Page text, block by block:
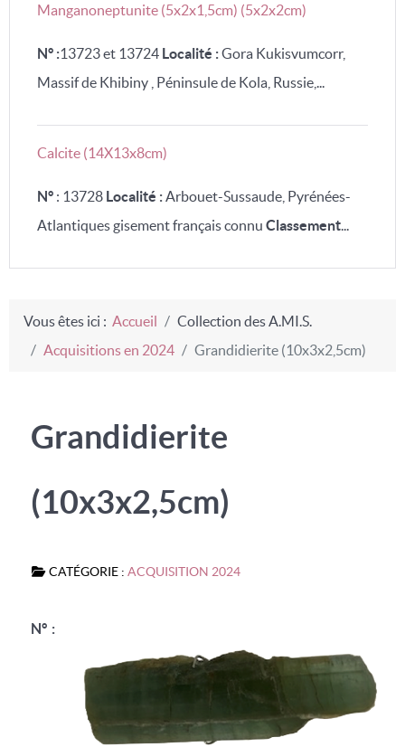
Manganoneptunite (5x2x1,5cm) (5x2x2cm)
N° :13723 et 13724 Localité :Gora Kukisvumcorr,
Massif de Khibiny , Péninsule de Kola, Russie,...
Calcite (14X13x8cm)
N° : 13728 Localité :Arbouet-Sussaude, Pyrénées-
Atlantiques gisement français connuClassement...
Vous êtes ici : Accueil
Collection des A.MI.S.
Acquisitions en 2024
Grandidierite (10x3x2,5cm)
Grandidierite
(10x3x2,5cm)
CATÉGORIE : ACQUISITION 2024
N° :